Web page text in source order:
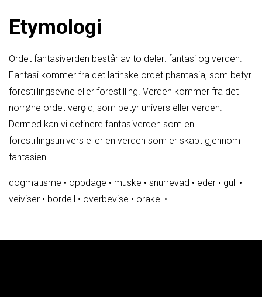
Etymologi
Ordet fantasiverden består av to deler: fantasi og verden.
Fantasi kommer fra det latinske ordet phantasia, som betyr
forestillingsevne eller forestilling. Verden kommer fra det
norrøne ordet verǫld, som betyr univers eller verden.
Dermed kan vi definere fantasiverden som en
forestillingsunivers eller en verden som er skapt gjennom
fantasien.
dogmatisme • oppdage • muske • snurrevad • eder • gull •
veiviser • bordell • overbevise • orakel •